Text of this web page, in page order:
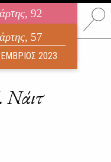
, 92
περιοδικό
2026
, 57
2023
Νάιτ